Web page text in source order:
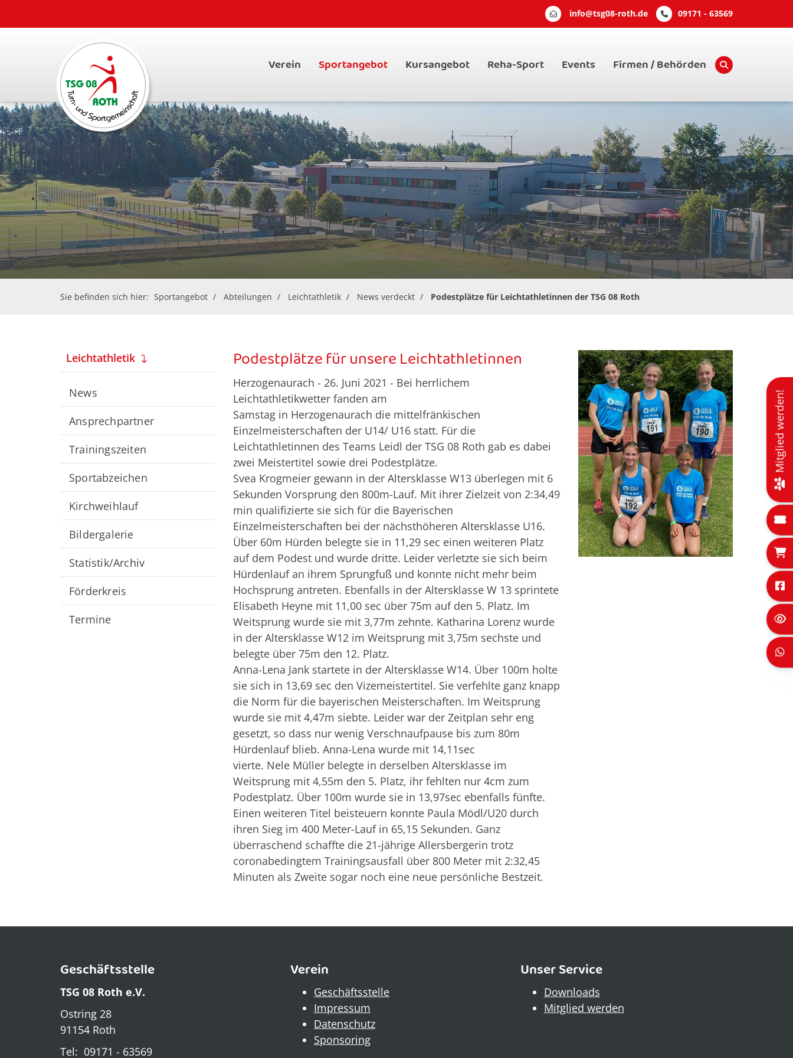
info@tsg08-roth.de 09171 - 63569
Verein Sportangebot Kursangebot Reha-Sport Events Firmen / Behörden
Sie befinden sich hier: Sportangebot Abteilungen Leichtathletik News verdeckt Podestplätze für Leichtathletinnen der TSG 08 Roth
Podestplätze für unsere Leichtathletinnen
Herzogenaurach - 26. Juni 2021 - Bei herrlichem
Leichtathletikwetter fanden am
Samstag in Herzogenaurach die mittelfränkischen
Einzelmeisterschaften der U14/ U16 statt. Für die
Leichtathletinnen des Teams Leidl der TSG 08 Roth gab es dabei
zwei Meistertitel sowie drei Podestplätze.
Svea Krogmeier gewann in der Altersklasse W13 überlegen mit 6
Sekunden Vorsprung den 800m-Lauf. Mit ihrer Zielzeit von 2:34,49
min qualifizierte sie sich für die Bayerischen
Einzelmeisterschaften bei der nächsthöheren Altersklasse U16.
Über 60m Hürden belegte sie in 11,29 sec einen weiteren Platz
auf dem Podest und wurde dritte. Leider verletzte sie sich beim
Hürdenlauf an ihrem Sprungfuß und konnte nicht mehr beim
Hochsprung antreten. Ebenfalls in der Altersklasse W 13 sprintete
Elisabeth Heyne mit 11,00 sec über 75m auf den 5. Platz. Im
Weitsprung wurde sie mit 3,77m zehnte. Katharina Lorenz wurde
in der Altersklasse W12 im Weitsprung mit 3,75m sechste und
belegte über 75m den 12. Platz.
Anna-Lena Jank startete in der Altersklasse W14. Über 100m holte
sie sich in 13,69 sec den Vizemeistertitel. Sie verfehlte ganz knapp
die Norm für die bayerischen Meisterschaften. Im Weitsprung
wurde sie mit 4,47m siebte. Leider war der Zeitplan sehr eng
gesetzt, so dass nur wenig Verschnaufpause bis zum 80m
Hürdenlauf blieb. Anna-Lena wurde mit 14,11sec
vierte. Nele Müller belegte in derselben Altersklasse im
Weitsprung mit 4,55m den 5. Platz, ihr fehlten nur 4cm zum
Podestplatz. Über 100m wurde sie in 13,97sec ebenfalls fünfte.
Einen weiteren Titel beisteuern konnte Paula Mödl/U20 durch
ihren Sieg im 400 Meter-Lauf in 65,15 Sekunden. Ganz
überraschend schaffte die 21-jährige Allersbergerin trotz
coronabedingtem Trainingsausfall über 800 Meter mit 2:32,45
Minuten als Zweite sogar noch eine neue persönliche Bestzeit.
Leichtathletik
News
Ansprechpartner
Trainingszeiten
Sportabzeichen
Kirchweihlauf
Bildergalerie
Statistik/Archiv
Förderkreis
Termine
Geschäftsstelle
TSG 08 Roth e.V.
Ostring 28
91154 Roth
Tel: 09171 - 63569
Verein
Geschäftsstelle
Impressum
Datenschutz
Sponsoring
Unser Service
Downloads
Mitglied werden
Mitglied werden!